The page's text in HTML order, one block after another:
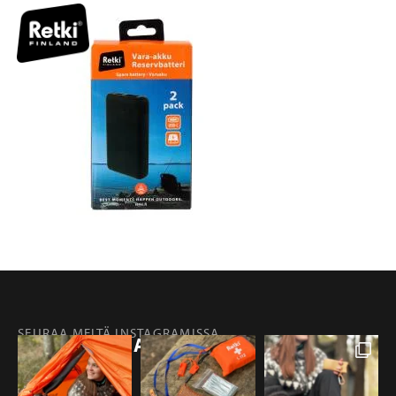
SEURAA MEITÄ INSTAGRAMISSA
@RETKIFINLAND